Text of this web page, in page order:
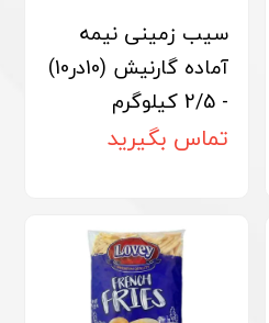
سیب زمینی نیمه
آماده گارنیش (10در10)
- 2/5 کیلوگرم
تماس بگیرید